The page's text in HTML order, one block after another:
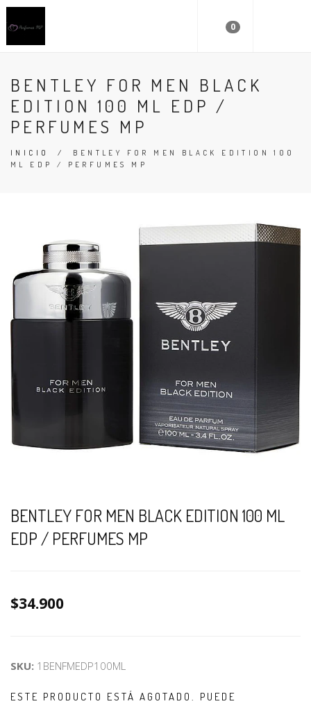
0
BENTLEY FOR MEN BLACK
EDITION 100 ML EDP /
PERFUMES MP
INICIO / BENTLEY FOR MEN BLACK EDITION 100
ML EDP / PERFUMES MP
BENTLEY FOR MEN BLACK EDITION 100 ML
EDP / PERFUMES MP
$34.900
SKU: 1BENFMEDP100ML
ESTE PRODUCTO ESTÁ AGOTADO. PUEDE